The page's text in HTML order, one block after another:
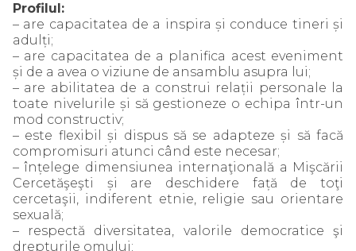
Profilul:
– are capacitatea de a inspira și conduce tineri și
adulți;
– are capacitatea de a planifica acest eveniment
și de a avea o viziune de ansamblu asupra lui;
– are abilitatea de a construi relații personale la
toate nivelurile și să gestioneze o echipa într-un
mod constructiv;
– este flexibil și dispus să se adapteze și să facă
compromisuri atunci când este necesar;
– înțelege dimensiunea internaţională a Mişcării
Cercetăşeşti și are deschidere față de toţi
cercetaşii, indiferent etnie, religie sau orientare
sexuală;
– respectă diversitatea, valorile democratice şi
drepturile omului;